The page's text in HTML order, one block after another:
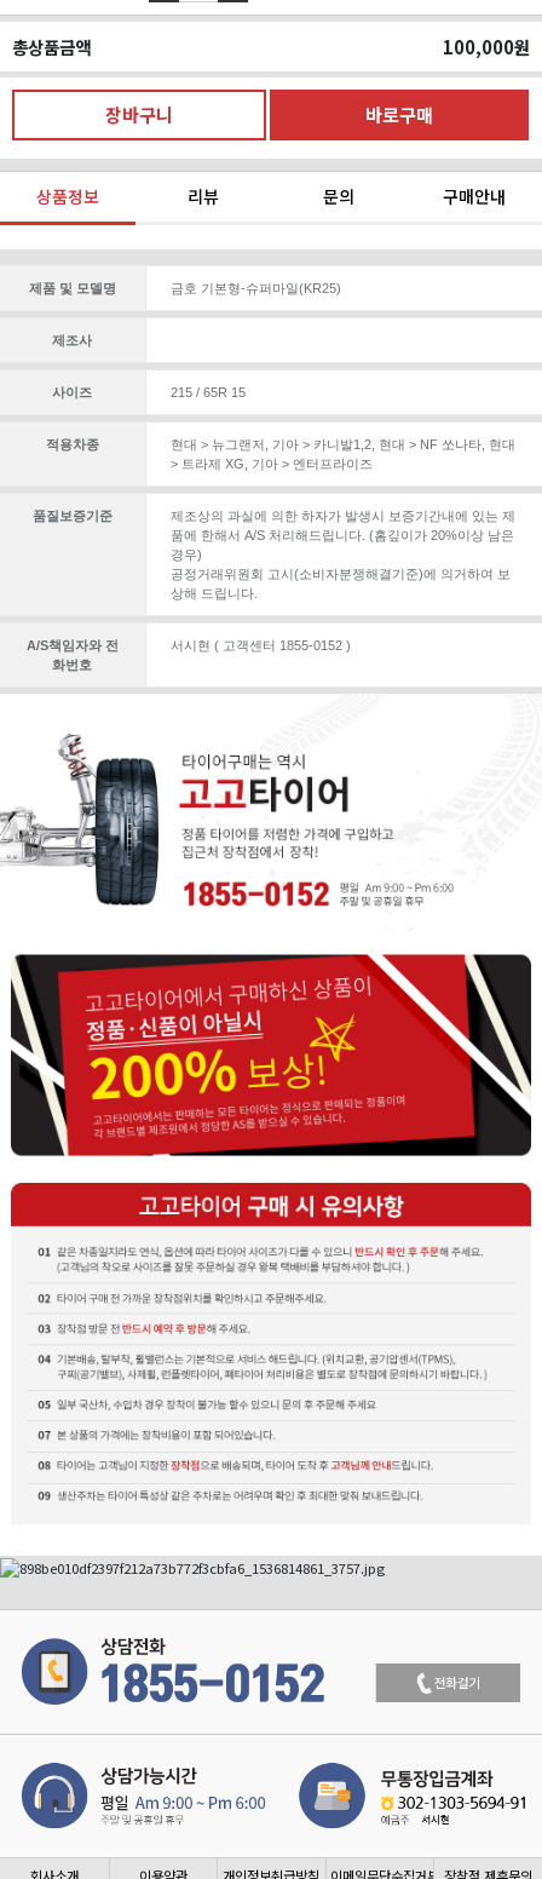
총상품금액 100,000원
상품정보 리뷰 문의 구매안내
제품 및 모델명 금호 기본형-슈퍼마일(KR25)
제조사
사이즈 215 / 65R 15
적용차종 현대 > 뉴그랜저 기아 > 카니발1,2, 현대 > NF 쏘나타, 현대
> 트라제 XG
기아 > 엔터프라이즈
품질보증기준
제조상의 과실에 의한 하자가 발생시 보증기간내에 있는 제
품에 한해서 A/S 처리해드립니다. (홈깊이가 20%이상 남은
경우)
공정거래위원회 고시(소비자분쟁해결기준)에 의거하여 보
상해 드립니다.
A/S책임자와 전
화번호
서시현 ( 고객센터 1855-0152 )